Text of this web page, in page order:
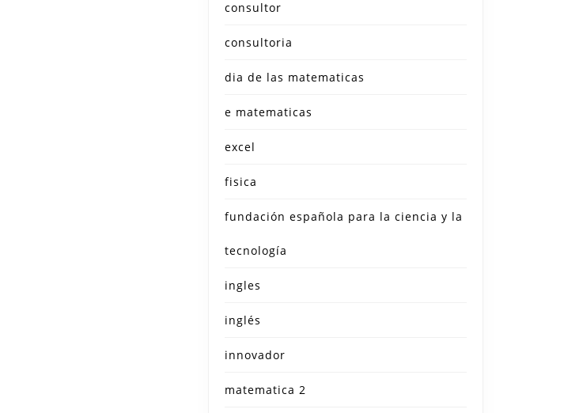
consultor
consultoria
dia de las matematicas
e matematicas
excel
fisica
fundación española para la ciencia y la
tecnología
ingles
inglés
innovador
matematica 2